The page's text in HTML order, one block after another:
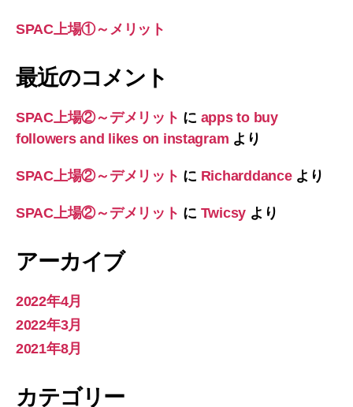
SPAC上場①～メリット
最近のコメント
SPAC上場②～デメリット に apps to buy
followers and likes on instagram より
SPAC上場②～デメリット に Richarddanceより
SPAC上場②～デメリット に Twicsy より
アーカイブ
2022年4月
2022年3月
2021年8月
カテゴリー